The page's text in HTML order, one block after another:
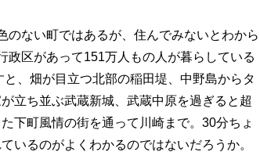
ない町ではあるが、住んでみないとわから
政区があって151万人もの人が暮らしている
、畑が目立つ北部の稲田堤、中野島からタ
立ち並ぶ武蔵新城、武蔵中原を過ぎると超
下町風情の街を通って川崎まで。30分ちょ
いるのがよくわかるのではないだろうか。